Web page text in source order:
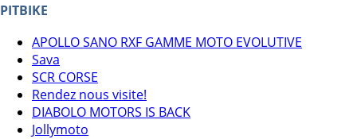
PITBIKE
APOLLO SANO RXF GAMME MOTO EVOLUTIVE
Sava
SCR CORSE
Rendez nous visite!
DIABOLO MOTORS IS BACK
Jollymoto